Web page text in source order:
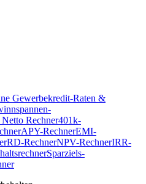
Gewerbekredit-Raten &
Rechner401k-
APY-RechnerEMI-
RD-RechnerNPV-RechnerIRR-
Sparziels-